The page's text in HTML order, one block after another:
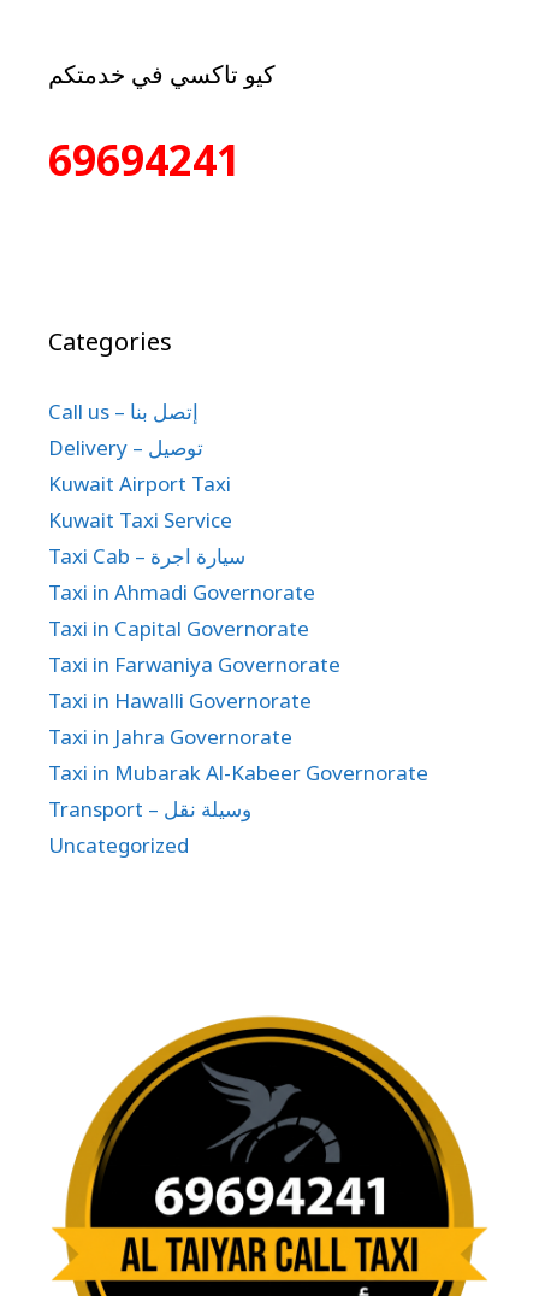
We offer 24-hour taxi services in Farwaniya with
professional drivers. Al Taiyar Call Taxiensures
on-time pickup, transparent pricing, and
kuwait Taxi
6 Seater Airport Transfers Kuwait
| Family & Group Airport Taxi –
Kuwait Kio Taxi
October 20, 2025
69694241 Call us anytime – We’re ready! 6
Seater Airport Transfers Kuwait – Travel
Together in Comfort with Kuwait Kio Taxi. When
traveling as a family or group, finding the right
Airport (KWI) can be challenging. That’s why
Kuwait Kio Taxi offers specialized 6 Seater
transfers Kuwait,6 seater taxi Kuwait
minivan Kuwait,airport van Kuwait,family
airport taxi Kuwait ,group airport taxi Kuwait
Kuwait Airport Pickup,Kuwait airport transfer
kuwait Kio Taxi